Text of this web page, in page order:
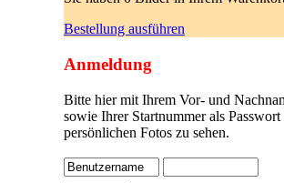
Bestellung ausführen
Anmeldung
Bitte hier mit Ihrem Vor- und
sowie Ihrer Startnummer als
persönlichen Fotos zu sehen.